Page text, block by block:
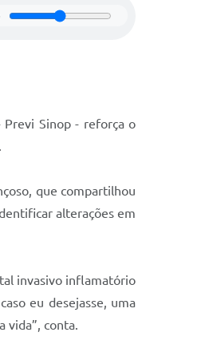
Previ Sinop - reforça o
que compartilhou
alterações em
invasivo inflamatório
eu desejasse, uma
conta.